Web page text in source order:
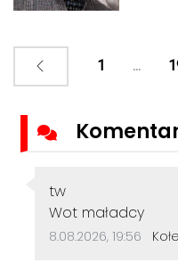
1 ...
Autor komentarza:
tw
Treść komentarza:
Wot maładcy
Data dodania
8.08.2026, 19:56 Kołem